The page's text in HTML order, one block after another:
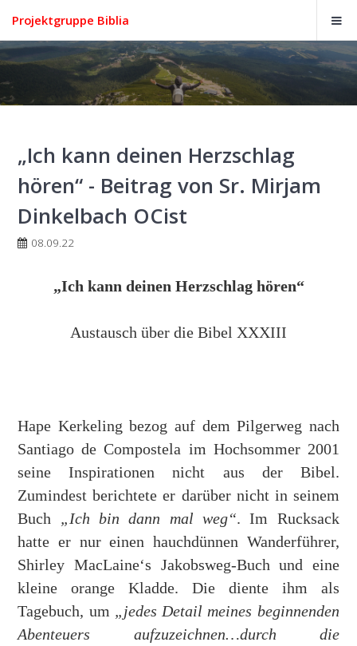
„Ich kann deinen Herzschlag
hören“ - Beitrag von Sr. Mirjam
Dinkelbach OCist
08.09.22
„Ich kann deinen Herzschlag hören“
Austausch über die Bibel XXXIII
Hape Kerkeling bezog auf dem Pilgerweg nach
Santiago de Compostela im Hochsommer 2001
seine Inspirationen nicht aus der Bibel.
Zumindest berichtete er darüber nicht in seinem
Buch „Ich bin dann mal weg“. Im Rucksack
hatte er nur einen hauchdünnen Wanderführer,
Shirley MacLaine‘s Jakobsweg-Buch und eine
kleine orange Kladde. Die diente ihm als
Tagebuch, um „jedes Detail meines beginnenden
Abenteuers aufzuzeichnen…durch die
Projektgruppe Biblia